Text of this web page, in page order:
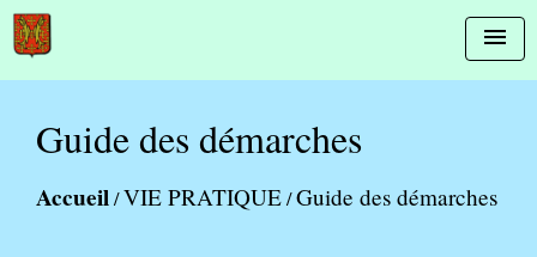
menu
Guide des démarches
Accueil/VIE PRATIQUE/Guide des démarches